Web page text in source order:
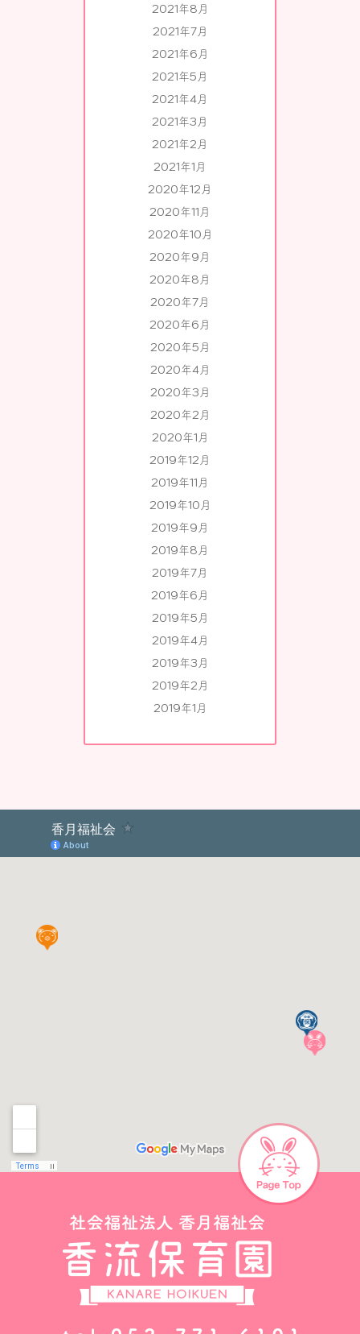
2021年8月
2021年7月
2021年6月
2021年5月
2021年4月
2021年3月
2021年2月
2021年1月
2020年12月
2020年11月
2020年10月
2020年9月
2020年8月
2020年7月
2020年6月
2020年5月
2020年4月
2020年3月
2020年2月
2020年1月
2019年12月
2019年11月
2019年10月
2019年9月
2019年8月
2019年7月
2019年6月
2019年5月
2019年4月
2019年3月
2019年2月
2019年1月